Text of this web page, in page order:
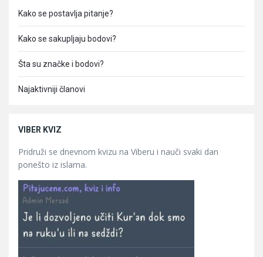
Kako se postavlja pitanje?
Kako se sakupljaju bodovi?
Šta su značke i bodovi?
Najaktivniji članovi
VIBER KVIZ
Pridruži se dnevnom kvizu na Viberu i nauči svaki dan
ponešto iz islama.